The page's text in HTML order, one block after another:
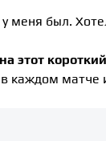
меня был.
этот
каждом матче